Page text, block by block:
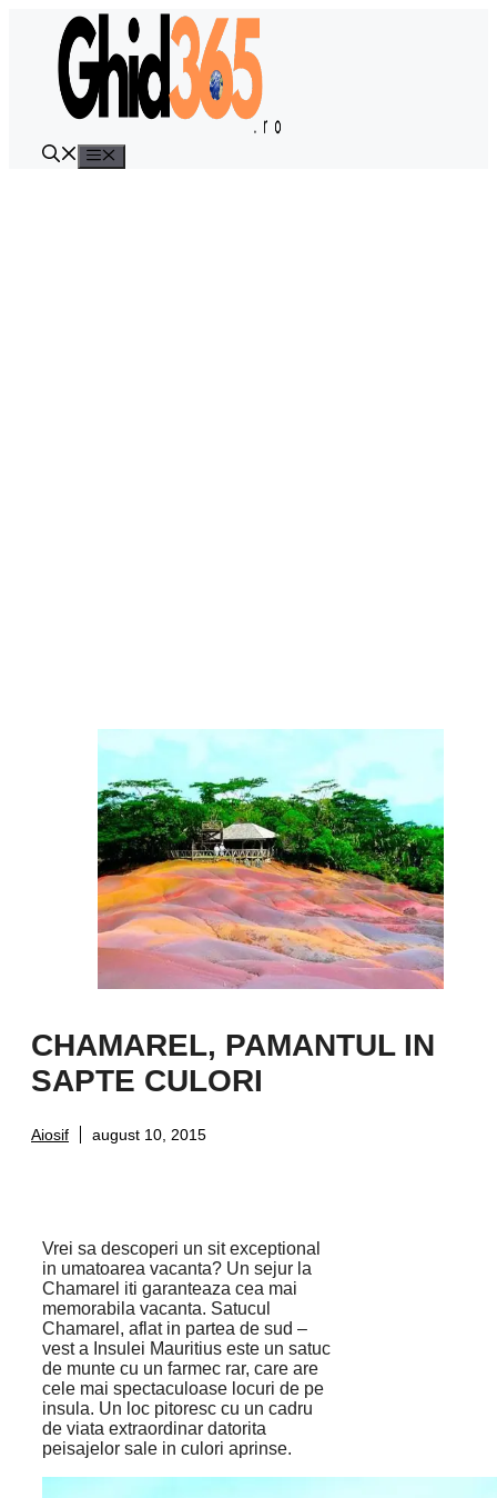
conținut
CHAMAREL, PAMANTUL IN
SAPTE CULORI
Aiosif august 10, 2015
Vrei sa descoperi un sit exceptional
in umatoarea vacanta? Un sejur la
Chamarel iti garanteaza cea mai
memorabila vacanta. Satucul
Chamarel, aflat in partea de sud –
vest a Insulei Mauritius este un satuc
de munte cu un farmec rar, care are
cele mai spectaculoase locuri de pe
insula. Un loc pitoresc cu un cadru
de viata extraordinar datorita
peisajelor sale in culori aprinse.